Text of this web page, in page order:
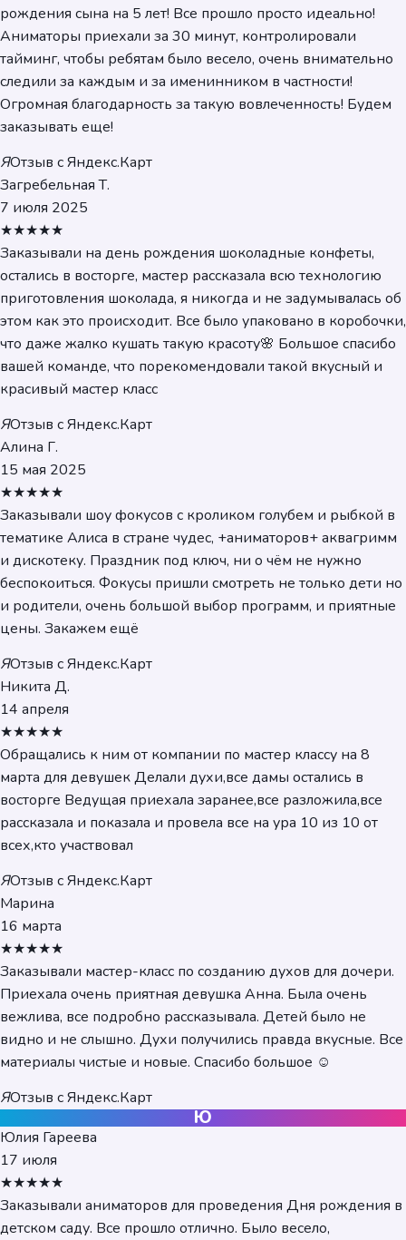
рождения сына на 5 лет! Все прошло просто идеально!
Аниматоры приехали за 30 минут, контролировали
тайминг, чтобы ребятам было весело, очень внимательно
следили за каждым и за именинником в частности!
Огромная благодарность за такую вовлеченность! Будем
заказывать еще!
ЯОтзыв с Яндекс.Карт
Загребельная Т.
7 июля 2025
★★★★★
Заказывали на день рождения шоколадные конфеты,
остались в восторге, мастер рассказала всю технологию
приготовления шоколада, я никогда и не задумывалась об
этом как это происходит. Все было упаковано в коробочки,
что даже жалко кушать такую красоту🌸 Большое спасибо
вашей команде, что порекомендовали такой вкусный и
красивый мастер класс
ЯОтзыв с Яндекс.Карт
Алина Г.
15 мая 2025
★★★★★
Заказывали шоу фокусов с кроликом голубем и рыбкой в
тематике Алиса в стране чудес, +аниматоров+ аквагримм
и дискотеку. Праздник под ключ, ни о чём не нужно
беспокоиться. Фокусы пришли смотреть не только дети но
и родители, очень большой выбор программ, и приятные
цены. Закажем ещё
ЯОтзыв с Яндекс.Карт
Никита Д.
14 апреля
★★★★★
Обращались к ним от компании по мастер классу на 8
марта для девушек Делали духи,все дамы остались в
восторге Ведущая приехала заранее,все разложила,все
рассказала и показала и провела все на ура 10 из 10 от
всех,кто участвовал
ЯОтзыв с Яндекс.Карт
Марина
16 марта
★★★★★
Заказывали мастер-класс по созданию духов для дочери.
Приехала очень приятная девушка Анна. Была очень
вежлива, все подробно рассказывала. Детей было не
видно и не слышно. Духи получились правда вкусные. Все
материалы чистые и новые. Спасибо большое ☺️
ЯОтзыв с Яндекс.Карт
Ю
Юлия Гареева
17 июля
★★★★★
Заказывали аниматоров для проведения Дня рождения в
детском саду. Все прошло отлично. Было весело,